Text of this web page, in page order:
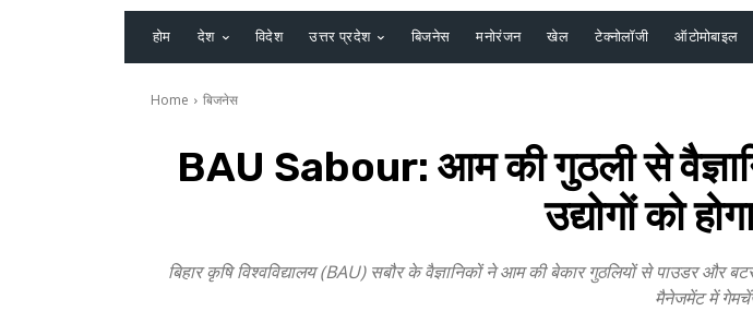
होम देश विदेश उत्तर प्रदेश बिजनेस मनोरंजन खेल टेक्नोलॉजी ऑटोमोबाइल
Home बिजनेस
BAU Sabour: आम की गुठली से
उद्योगों को
बिहार कृषि विश्वविद्यालय (BAU) सबौर के वैज्ञानिकों ने आम की बेकार गुठलियों से पाउडर
मैनेजमेंट में